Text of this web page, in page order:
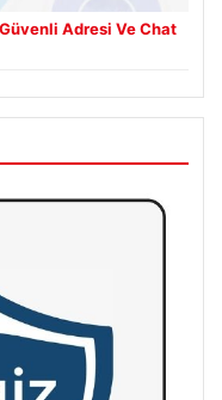
Adresi Ve Chat